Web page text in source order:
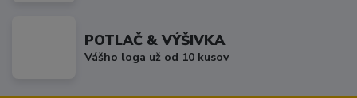
POTLAČ & VÝŠIVKA
Vášho loga už od 10 kusov